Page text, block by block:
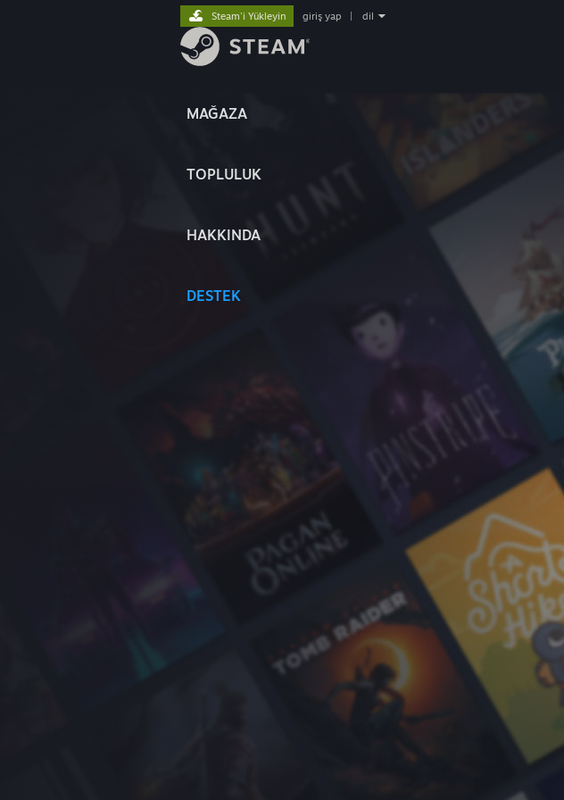
MAĞAZA
TOPLULUK
HAKKINDA
DESTEK
Steam'i Yükleyin giriş yap dil